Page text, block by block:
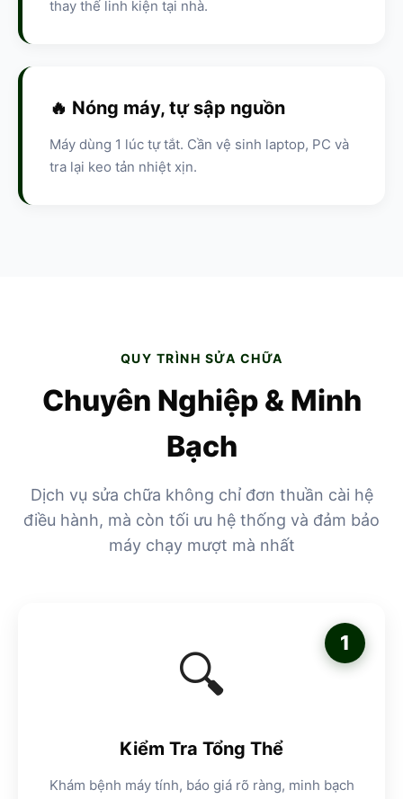
thay thế linh kiện tại nhà.
🔥 Nóng máy, tự sập nguồn
Máy dùng 1 lúc tự tắt. Cần vệ sinh laptop, PC và
tra lại keo tản nhiệt xịn.
QUY TRÌNH SỬA CHỮA
Chuyên Nghiệp & Minh
Bạch
Dịch vụ sửa chữa không chỉ đơn thuần cài hệ
điều hành, mà còn tối ưu hệ thống và đảm bảo
máy chạy mượt mà nhất
1
🔍
Kiểm Tra Tổng Thể
Khám bệnh máy tính, báo giá rõ ràng, minh bạch